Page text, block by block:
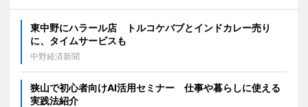
東中野にハラール店 トルコケバブとインドカレー売り
に、タイムサービスも
中野経済新聞
狭山で初心者向けAI活用セミナー 仕事や暮らしに使える
実践法紹介